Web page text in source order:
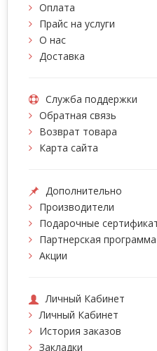
Оплата
Прайс на услуги
О нас
Доставка
Служба поддержки
Обратная связь
Возврат товара
Карта сайта
Дополнительно
Производители
Подарочные
Партнерская программа
Акции
Личный Кабинет
Личный Кабинет
История заказов
Закладки